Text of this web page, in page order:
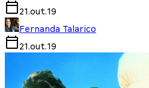
21.out.19
Fernanda Talarico
21.out.19